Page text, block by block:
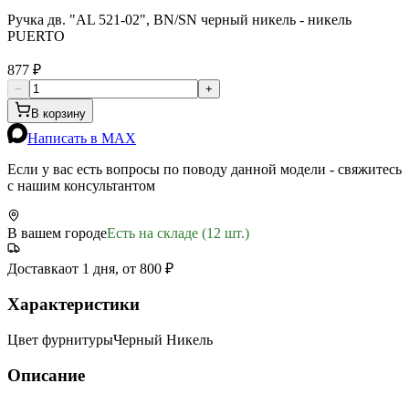
Ручка дв. "AL 521-02", ВN/SN черный никель - никель
PUERTO
877 ₽
−
+
В корзину
Написать в MAX
Если у вас есть вопросы по поводу данной модели - свяжитесь
с нашим консультантом
В вашем городеЕсть на складе (12 шт.)
Доставкаот 1 дня, от 800 ₽
Характеристики
Цвет фурнитурыЧерный Никель
Описание